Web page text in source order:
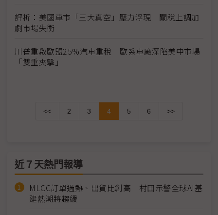
評析：美國車市「三大真空」壓力浮現 關稅上調加
劇市場失衡
川普重啟歐盟25%汽車重稅 歐系車廠深陷美中市場
「雙重夾擊」
<< 2 3 4 5 6 >>
近７天熱門報導
MLCC訂單過熱、出貨比創高 村田示警全球AI基
建熱潮將趨緩